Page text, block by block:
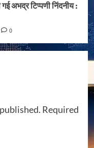
गई अभद्र टिप्पणी निंदनीय :
0
Required